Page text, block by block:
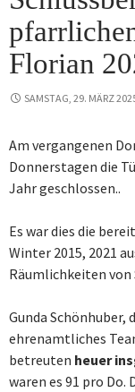
Florian
SAMSTAG, 29. MÄRZ
Am vergangenen
Donnerstagen die
Jahr geschlossen..
Es war dies die
Winter 2015, 2021
Räumlichkeiten
Gunda Schönhuber,
ehrenamtliches
betreuten heuer
waren es 91 pro Do.